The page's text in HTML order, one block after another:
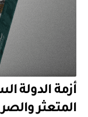
أزمة الدولة
المتعثر